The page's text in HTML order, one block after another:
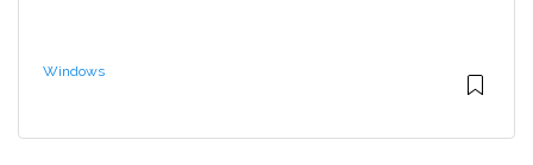
Windows